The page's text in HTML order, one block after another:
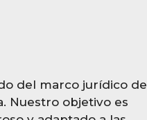
del marco jurídico de
Nuestro objetivo es